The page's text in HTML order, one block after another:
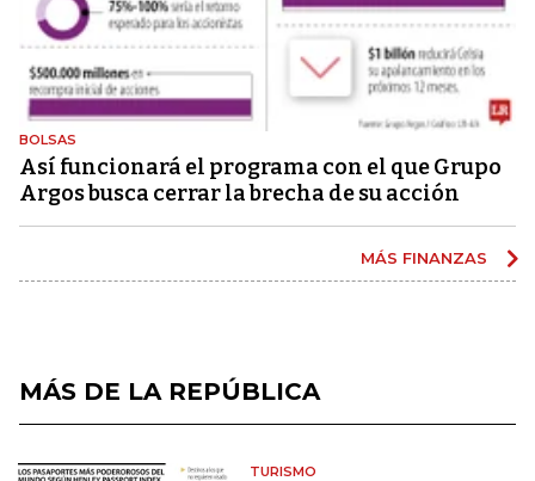
BOLSAS
Así funcionará el programa con el que Grupo
Argos busca cerrar la brecha de su acción
MÁS FINANZAS
MÁS DE LA REPÚBLICA
TURISMO